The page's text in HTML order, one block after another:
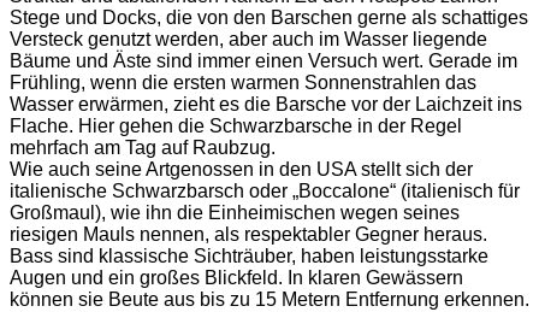
Stege und Docks, die von den Barschen gerne als schattiges
Versteck genutzt werden, aber auch im Wasser liegende
Bäume und Äste sind immer einen Versuch wert. Gerade im
Frühling, wenn die ersten warmen Sonnenstrahlen das
Wasser erwärmen, zieht es die Barsche vor der Laichzeit ins
Flache. Hier gehen die Schwarzbarsche in der Regel
mehrfach am Tag auf Raubzug.
Wie auch seine Artgenossen in den USA stellt sich der
italienische Schwarzbarsch oder „Boccalone“ (italienisch für
Großmaul), wie ihn die Einheimischen wegen seines
riesigen Mauls nennen, als respektabler Gegner heraus.
Bass sind klassische Sichträuber, haben leistungsstarke
Augen und ein großes Blickfeld. In klaren Gewässern
können sie Beute aus bis zu 15 Metern Entfernung erkennen.